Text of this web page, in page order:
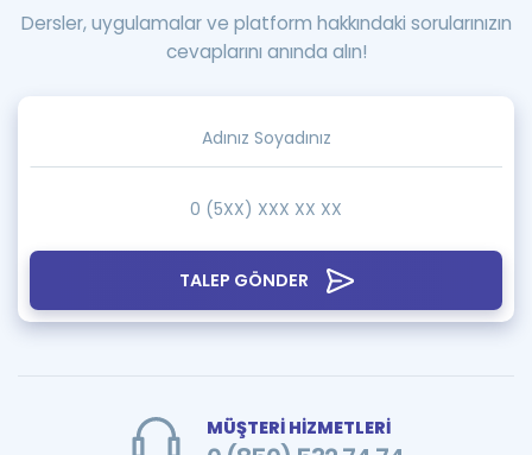
TALEP GÖNDER
Dersler, uygulamalar ve platform hakkındaki sorularınızın
cevaplarını anında alın!
MÜŞTERİ HİZMETLERİ